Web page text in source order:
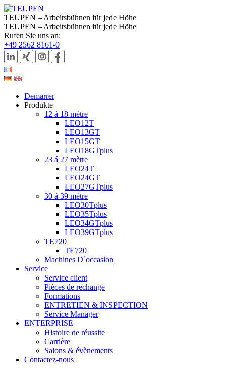
TEUPEN – Arbeitsbühnen für jede Höhe
TEUPEN – Arbeitsbühnen für jede Höhe
Rufen Sie uns an:
+49 2562 8161-0
Demarrer
Produkte
12 á 18 mètre
LEO12T
LEO13GT
LEO15GT
LEO18GTplus
23 á 27 mètre
LEO24T
LEO24GT
LEO27GTplus
30 á 39 mètre
LEO30Tplus
LEO35Tplus
LEO34GTplus
LEO39GTplus
TE720
TE720
Machines D´occasion
Service
Service client
Pièces de rechange
Formations
ENTRETIEN & INSPECTION
Service Manager
ENTERPRISE
Histoire de réussite
Carrière
Salons & évènements
Contactez-nous